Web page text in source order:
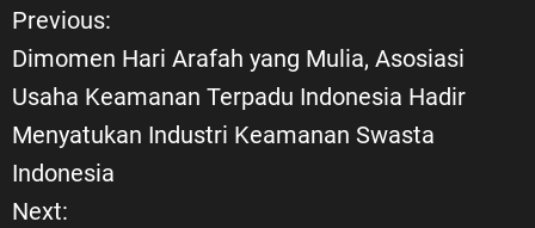
N
a
v
i
Previous:
Dimomen Hari Arafah yang Mulia, Asosiasi
Usaha Keamanan Terpadu Indonesia Hadir
Menyatukan Industri Keamanan Swasta
Indonesia
Next: